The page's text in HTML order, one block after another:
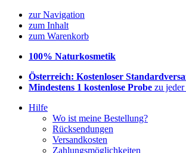
zur Navigation
zum Inhalt
zum Warenkorb
100% Naturkosmetik
Österreich: Kostenloser
Mindestens 1 kostenlose Probe zu
Hilfe
Wo ist meine Bestellung?
Rücksendungen
Versandkosten
Zahlungsmöglichkeiten